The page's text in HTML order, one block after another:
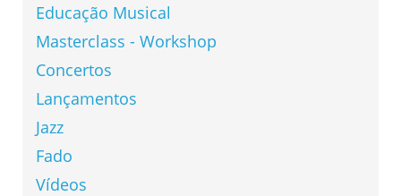
Educação Musical
Masterclass - Workshop
Concertos
Lançamentos
Jazz
Fado
Vídeos